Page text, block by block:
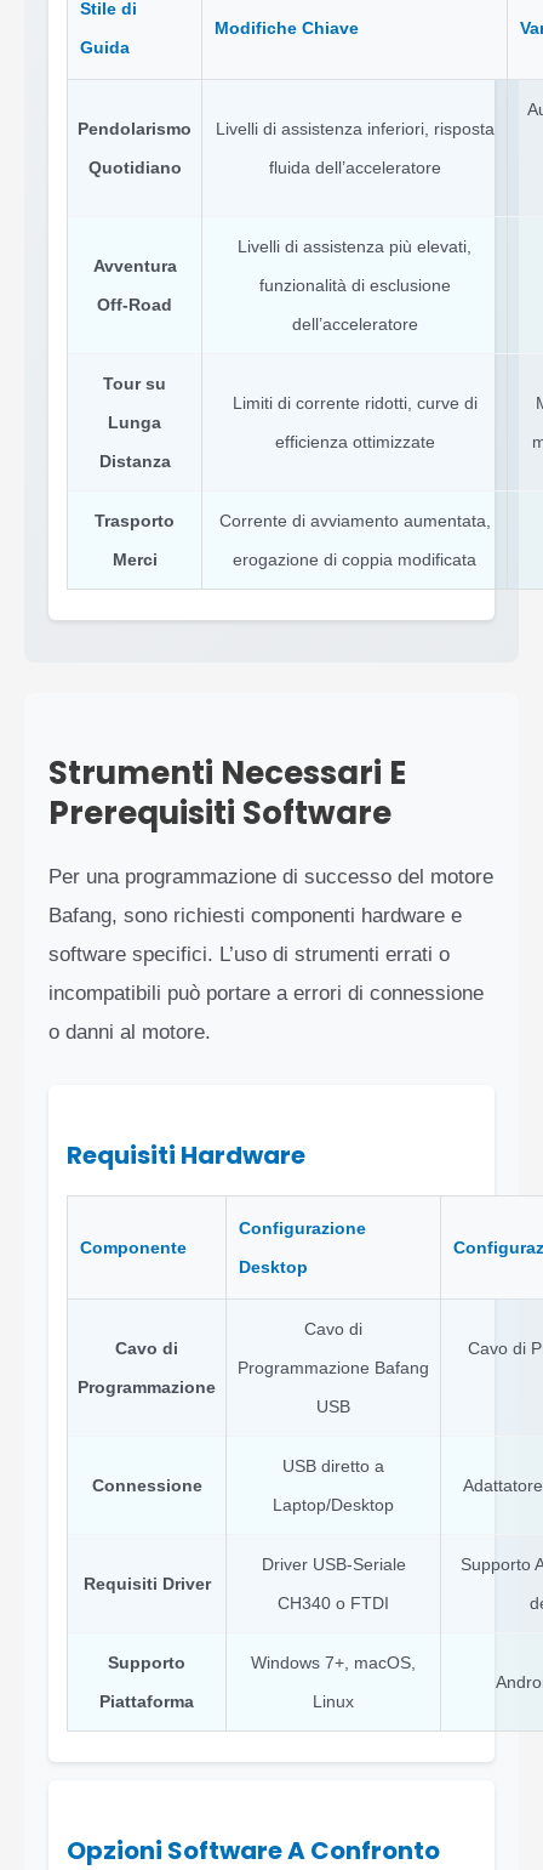
Stile di
Guida
Modifiche Chiave
Pendolarismo
Quotidiano
Livelli di assistenza inferiori, risposta
fluida dell’acceleratore
Avventura
Off-Road
Livelli di assistenza più elevati,
funzionalità di esclusione
dell’acceleratore
Tour su
Lunga
Distanza
Limiti di corrente ridotti, curve di
efficienza ottimizzate
Trasporto
Merci
Corrente di avviamento aumentata,
erogazione di coppia modificata
Strumenti Necessari E
Prerequisiti Software
Per una programmazione di successo del motore
Bafang, sono richiesti componenti hardware e
software specifici. L’uso di strumenti errati o
incompatibili può portare a errori di connessione
o danni al motore.
Requisiti Hardware
Componente
Configurazione
Desktop
Cavo di
Programmazione
Cavo di
Programmazione Bafang
USB
Cavo di
Connessione
USB diretto a
Laptop/Desktop
Requisiti Driver
Driver USB-Seriale
CH340 o FTDI
Supporto
Supporto
Piattaforma
Windows 7+, macOS,
Linux
Opzioni Software A Confronto